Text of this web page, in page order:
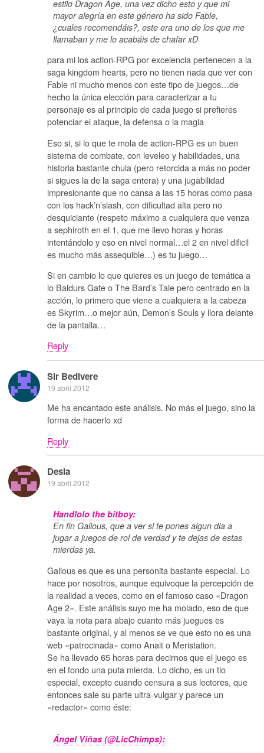
estilo Dragon Age, una vez dicho esto y que mi
mayor alegría en este género ha sido Fable,
¿cuales recomendáis?, este era uno de los que me
llamaban y me lo acabáis de chafar xD
para mi los action-RPG por excelencia pertenecen a la
saga kingdom hearts, pero no tienen nada que ver con
Fable ni mucho menos con este tipo de juegos…de
hecho la única elección para caracterizar a tu
personaje es al principio de cada juego si prefieres
potenciar el ataque, la defensa o la magia
Eso si, si lo que te mola de action-RPG es un buen
sistema de combate, con leveleo y habilidades, una
historia bastante chula (pero retorcida a más no poder
si sigues la de la saga entera) y una jugabilidad
impresionante que no cansa a las 15 horas como pasa
con los hack’n’slash, con dificultad alta pero no
desquiciante (respeto máximo a cualquiera que venza
a sephiroth en el 1, que me llevo horas y horas
intentándolo y eso en nivel normal…el 2 en nivel dificil
es mucho más assequible…) es tu juego…
Si en cambio lo que quieres es un juego de temática a
lo Baldurs Gate o The Bard’s Tale pero centrado en la
acción, lo primero que viene a cualquiera a la cabeza
es Skyrim…o mejor aún, Demon’s Souls y llora delante
de la pantalla…
Reply
Sir Bedivere
19 abril 2012
Me ha encantado este análisis. No más el juego, sino la
forma de hacerlo xd
Reply
Desia
19 abril 2012
Handlolo the bitboy:
En fin Galious, que a ver si te pones algun dia a
jugar a juegos de rol de verdad y te dejas de estas
mierdas ya.
Galious es que es una personita bastante especial. Lo
hace por nosotros, aunque equivoque la percepción de
la realidad a veces, como en el famoso caso «Dragon
Age 2». Este análisis suyo me ha molado, eso de que
vaya la nota para abajo cuanto más juegues es
bastante original, y al menos se ve que esto no es una
web «patrocinada» como Anait o Meristation.
Se ha llevado 65 horas para decirnos que el juego es
en el fondo una puta mierda. Lo dicho, es un tio
especial, excepto cuando censura a sus lectores, que
entonces sale su parte ultra-vulgar y parece un
«redactor» como éste:
Ángel Viñas (@LicChimps):